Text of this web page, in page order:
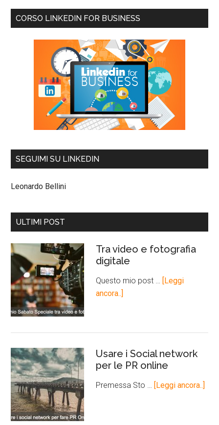
CORSO LINKEDIN FOR BUSINESS
SEGUIMI SU LINKEDIN
Leonardo Bellini
ULTIMI POST
Tra video e fotografia
digitale
Questo mio post …
[Leggi
ancora..]
Usare i Social network
per le PR online
Premessa Sto … [Leggi ancora..]